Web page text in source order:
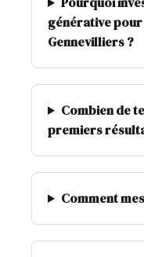
générative
Gennevilliers ?
Combien de
premiers
Comment